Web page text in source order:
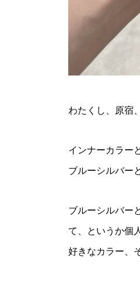
わたくし、原宿
インナーカラー
ブルーシルバー
ブルーシルバー
て、というか個
好きなカラー、